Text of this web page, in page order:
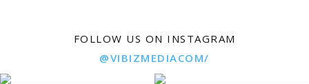
FOLLOW US ON INSTAGRAM
@VIBIZMEDIACOM/